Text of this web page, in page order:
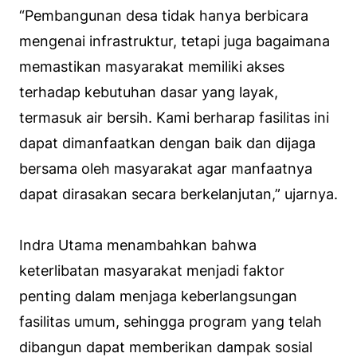
“Pembangunan desa tidak hanya berbicara
mengenai infrastruktur, tetapi juga bagaimana
memastikan masyarakat memiliki akses
terhadap kebutuhan dasar yang layak,
termasuk air bersih. Kami berharap fasilitas ini
dapat dimanfaatkan dengan baik dan dijaga
bersama oleh masyarakat agar manfaatnya
dapat dirasakan secara berkelanjutan,” ujarnya.
Indra Utama menambahkan bahwa
keterlibatan masyarakat menjadi faktor
penting dalam menjaga keberlangsungan
fasilitas umum, sehingga program yang telah
dibangun dapat memberikan dampak sosial